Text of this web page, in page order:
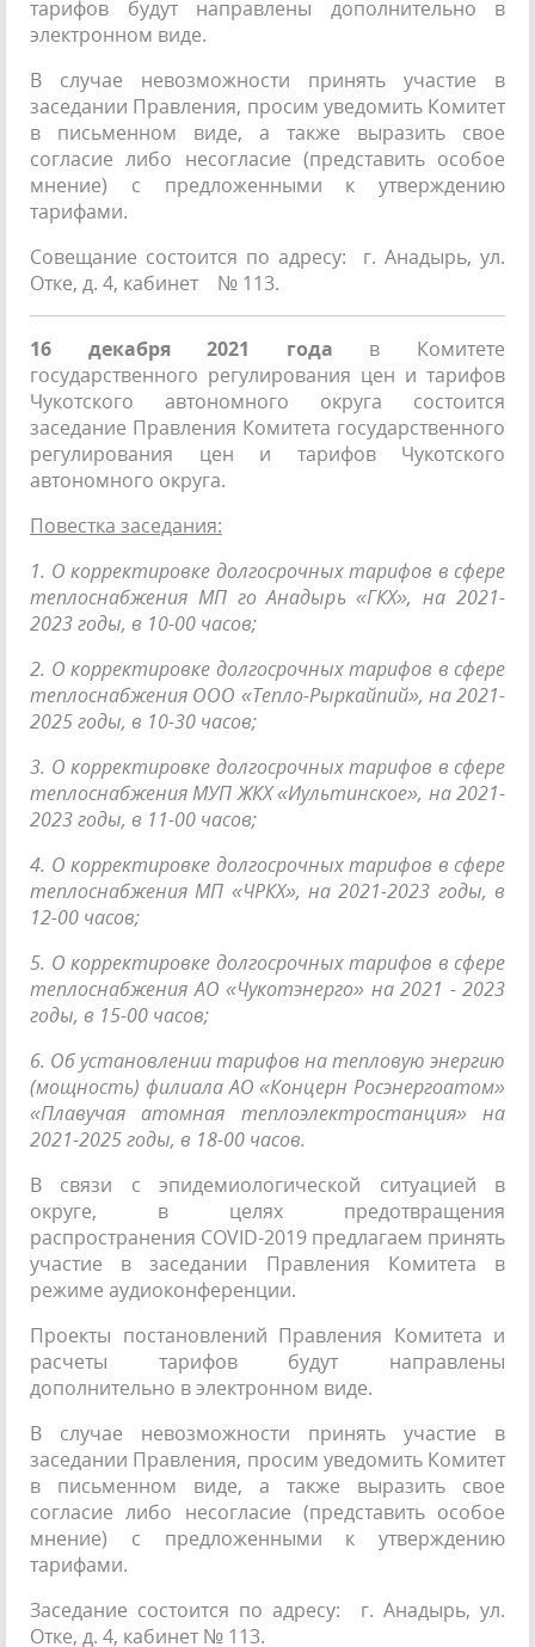
тарифов будут направлены дополнительно в
электронном виде.
В случае невозможности принять участие в
заседании Правления, просим уведомить Комитет
в письменном виде, а также выразить свое
согласие либо несогласие (представить особое
мнение) с предложенными к утверждению
тарифами.
Совещание состоится по адресу: г. Анадырь, ул.
Отке, д. 4, кабинет № 113.
16 декабря 2021 года в Комитете
государственного регулирования цен и тарифов
Чукотского автономного округа состоится
заседание Правления Комитета государственного
регулирования цен и тарифов Чукотского
автономного округа.
Повестка заседания:
1. О корректировке долгосрочных тарифов в сфере
теплоснабжения МП го Анадырь «ГКХ», на 2021-
2023 годы, в 10-00 часов;
2. О корректировке долгосрочных тарифов в сфере
теплоснабжения ООО «Тепло-Рыркайпий», на 2021-
2025 годы, в 10-30 часов;
3. О корректировке долгосрочных тарифов в сфере
теплоснабжения МУП ЖКХ «Иультинское», на 2021-
2023 годы, в 11-00 часов;
4. О корректировке долгосрочных тарифов в сфере
теплоснабжения МП «ЧРКХ», на 2021-2023 годы, в
12-00 часов;
5. О корректировке долгосрочных тарифов в сфере
теплоснабжения АО «Чукотэнерго» на 2021 - 2023
годы, в 15-00 часов;
6. Об установлении тарифов на тепловую энергию
(мощность) филиала АО «Концерн Росэнергоатом»
«Плавучая атомная теплоэлектростанция» на
2021-2025 годы, в 18-00 часов.
В связи с эпидемиологической ситуацией в
округе, в целях предотвращения
распространения COVID-2019 предлагаем принять
участие в заседании Правления Комитета в
режиме аудиоконференции.
Проекты постановлений Правления Комитета и
расчеты тарифов будут направлены
дополнительно в электронном виде.
В случае невозможности принять участие в
заседании Правления, просим уведомить Комитет
в письменном виде, а также выразить свое
согласие либо несогласие (представить особое
мнение) с предложенными к утверждению
тарифами.
Заседание состоится по адресу: г. Анадырь, ул.
Отке, д. 4, кабинет № 113.